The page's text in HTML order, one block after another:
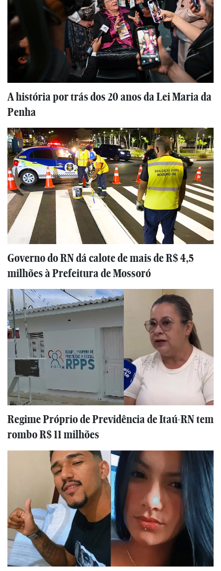
A história por trás dos 20 anos da Lei Maria da
Penha
Governo do RN dá calote de mais de R$ 4,5
milhões à Prefeitura de Mossoró
Regime Próprio de Previdência de Itaú-RN tem
rombo R$ 11 milhões